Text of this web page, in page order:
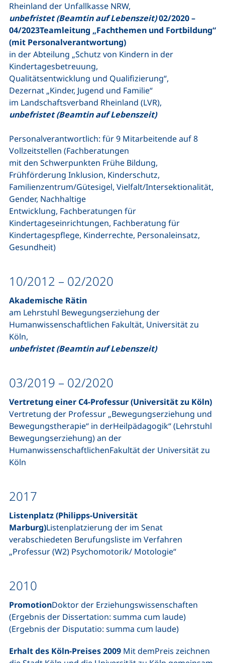
Rheinland der Unfallkasse NRW,
unbefristet (Beamtin auf Lebenszeit)02/2020 –
04/2023Teamleitung „Fachthemen und Fortbildung“
(mit Personalverantwortung)
in der Abteilung „Schutz von Kindern in der
Kindertagesbetreuung,
Qualitätsentwicklung und Qualifizierung“,
Dezernat „Kinder, Jugend und Familie“
im Landschaftsverband Rheinland (LVR),
unbefristet (Beamtin auf Lebenszeit)
Personalverantwortlich: für 9 Mitarbeitende auf 8
Vollzeitstellen (Fachberatungen
mit den Schwerpunkten Frühe Bildung,
Frühförderung Inklusion, Kinderschutz,
Familienzentrum/Gütesigel, Vielfalt/Intersektionalität,
Gender, Nachhaltige
Entwicklung, Fachberatungen für
Kindertageseinrichtungen, Fachberatung für
Kindertagespflege, Kinderrechte, Personaleinsatz,
Gesundheit)
10/2012 – 02/2020
Akademische Rätin
am Lehrstuhl Bewegungserziehung der
Humanwissenschaftlichen Fakultät, Universität zu
Köln,
unbefristet (Beamtin auf Lebenszeit)
03/2019 – 02/2020
Vertretung einer C4-Professur (Universität zu Köln)
Vertretung der Professur „Bewegungserziehung und
Bewegungstherapie“ in derHeilpädagogik“ (Lehrstuhl
Bewegungserziehung) an der
HumanwissenschaftlichenFakultät der Universität zu
Köln
2017
Listenplatz (Philipps-Universität
Marburg)Listenplatzierung der im Senat
verabschiedeten Berufungsliste im Verfahren
„Professur (W2) Psychomotorik/ Motologie“
2010
PromotionDoktor der Erziehungswissenschaften
(Ergebnis der Dissertation: summa cum laude)
(Ergebnis der Disputatio: summa cum laude)
Erhalt des Köln-Preises 2009 Mit demPreis zeichnen